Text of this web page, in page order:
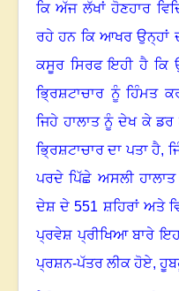
ਕਿ ਅੱਜ ਲੱਖਾਂ ਹੋਣਹਾਰ
ਰਹੇ ਹਨ ਕਿ ਆਖਰ ਉਨ੍ਹਾਂ
ਕਸੂਰ ਸਿਰਫ ਇਹੀ ਹੈ ਕਿ
ਭ੍ਰਿਸ਼ਟਾਚਾਰ ਨੂੰ ਹਿੰਮਤ
ਜਿਹੇ ਹਾਲਾਤ ਨੂੰ ਦੇਖ ਕੇ
ਭ੍ਰਿਸ਼ਟਾਚਾਰ ਦਾ ਪਤਾ
ਪਰਦੇ ਪਿੱਛੇ ਅਸਲੀ
ਦੇਸ਼ ਦੇ551 ਸ਼ਹਿਰਾਂ ਅਤੇ
ਪ੍ਰਵੇਸ਼ ਪ੍ਰੀਖਿਆ ਬਾਰੇ
ਪ੍ਰਸ਼ਨ-ਪੱਤਰ ਲੀਕ ਹੋਏ,